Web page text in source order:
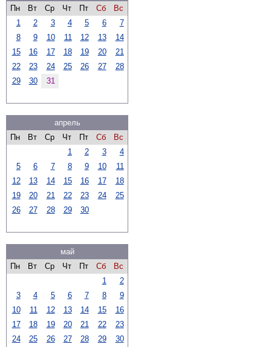
Пн
Вт Ср Чт Пт Сб
Вс
1
2 3 4 5 6
7
8
9 10 11 12 13
14
15
16 17 18 19 20
21
22
23 24 25 26 27
28
29
30 31
апрель
Пн
Вт Ср Чт Пт Сб
Вс
1
2 3
4
5
6 7 8 9 10
11
12
13 14 15 16 17
18
19
20 21 22 23 24
25
26
27 28 29 30
май
Пн
Вт Ср Чт Пт Сб
Вс
1
2
3
4 5 6 7 8
9
10
11 12 13 14 15
16
17
18 19 20 21 22
23
24
25 26 27 28 29
30